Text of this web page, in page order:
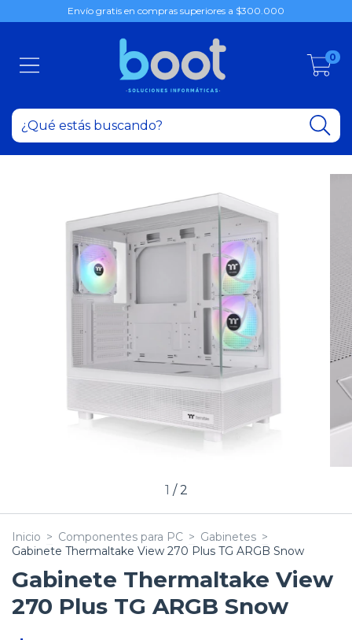
Envío gratis en compras superiores a $300.000
0
1 /2
Inicio > Componentes para PC > Gabinetes >
Gabinete Thermaltake View 270 Plus TG ARGB Snow
Gabinete Thermaltake View
270 Plus TG ARGB Snow